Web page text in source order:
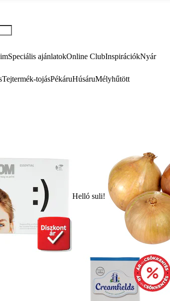
Speciális ajánlatokOnline ClubInspirációkNyár
Tejtermék-tojásPékáruHúsáruMélyhűtött
Helló suli!